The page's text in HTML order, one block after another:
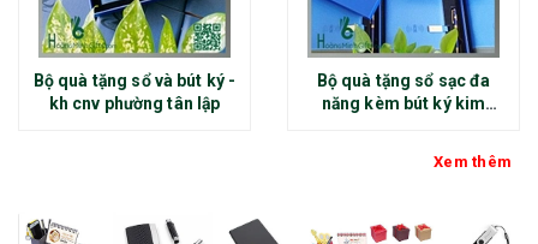
Bộ quà tặng sổ và bút ký -
kh cnv phường tân lập
Bộ quà tặng sổ sạc đa
năng kèm bút ký kim
Xem thêm